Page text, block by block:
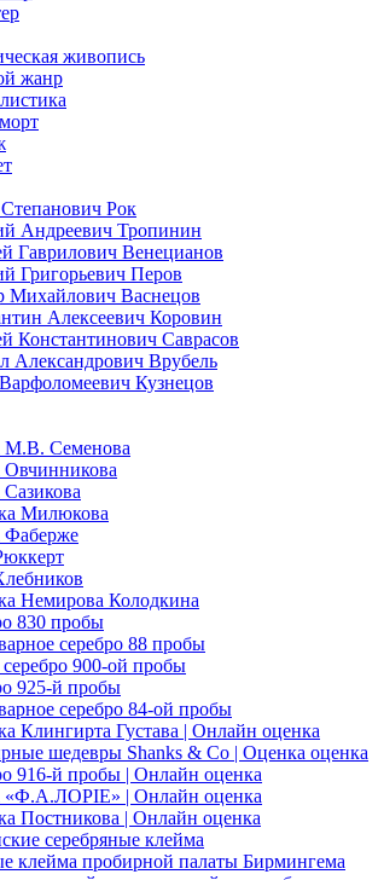
живопись
жанр
Рок
Андреевич Тропинин
Гаврилович Венецианов
Григорьевич Перов
Михайлович Васнецов
Алексеевич Коровин
Константинович Саврасов
Александрович Врубель
Кузнецов
Семенова
Милюкова
Немирова Колодкина
830 пробы
серебро 88 пробы
серебро 900-ой пробы
925-й пробы
серебро 84-ой пробы
Клингирта Густава | Онлайн оценка
шедевры Shanks & Co | Оценка оценка
916-й пробы | Онлайн оценка
| Онлайн оценка
Постникова | Онлайн оценка
серебряные клейма
клейма пробирной палаты Бирмингема